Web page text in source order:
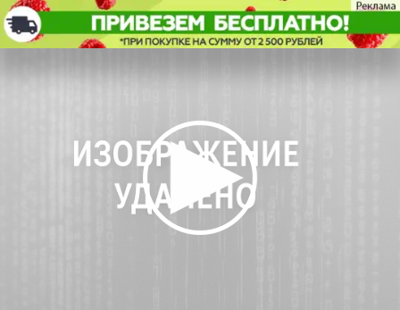
В Каменке идет борьба за Кубок
города по мини-футболу
Спорт
города по мини-футболу
Другие новости
по теме
Погода и курсы
валют в Пензе